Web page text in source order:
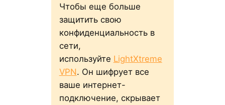
Чтобы еще больше
защитить свою
конфиденциальность в
сети,
используйте LightXtreme
VPN. Он шифрует все
ваше интернет-
подключение, скрывает